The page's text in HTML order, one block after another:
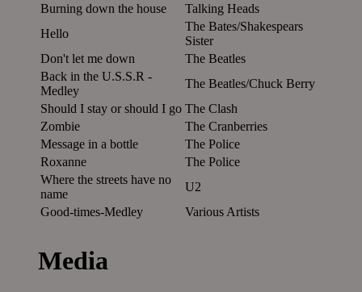
Burning down the house
Talking Heads
Hello
The Bates/Shakespears
Sister
Don't let me down
The Beatles
Back in the U.S.S.R -
Medley
The Beatles/Chuck Berry
Should I stay or should I go The Clash
Zombie
The Cranberries
Message in a bottle
The Police
Roxanne
The Police
Where the streets have no
name
U2
Good-times-Medley
Various Artists
Media